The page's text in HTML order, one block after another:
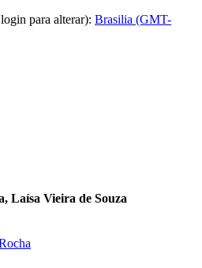
para alterar): Brasilia (GMT-
Laísa Vieira de Souza